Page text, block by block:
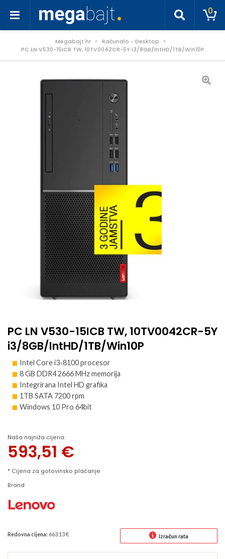
0
Megabajt.hr
Računalo - Desktop
PC LN V530-15ICB TW, 10TV0042CR-5Y i3/8GB/IntHD/1TB/Win10P
PC LN V530-15ICB TW, 10TV0042CR-5Y
i3/8GB/IntHD/1TB/Win10P
Intel Core i3-8100 procesor
8 GB DDR4 2666 MHz memorija
Integrirana Intel HD grafika
1TB SATA 7200 rpm
Windows 10 Pro 64bit
Naša najniža cijena:
593,51 €
* Cijena za gotovinsko plaćanje
Brand
Redovna cijena: 663.13 € Izračun rata